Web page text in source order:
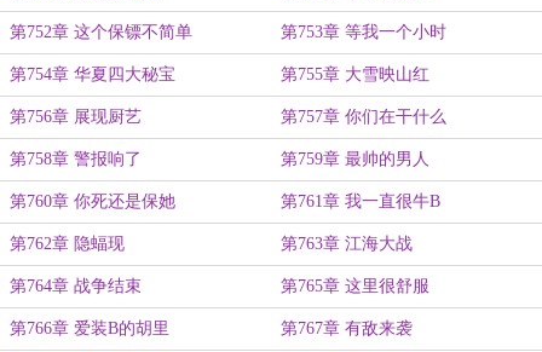
第752章 这个保镖不简单 第753章 等我一个小时
第754章 华夏四大秘宝 第755章 大雪映山红
第756章 展现厨艺 第757章 你们在干什么
第758章 警报响了 第759章 最帅的男人
第760章 你死还是保她 第761章 我一直很牛B
第762章 隐蝠现 第763章 江海大战
第764章 战争结束 第765章 这里很舒服
第766章 爱装B的胡里 第767章 有敌来袭